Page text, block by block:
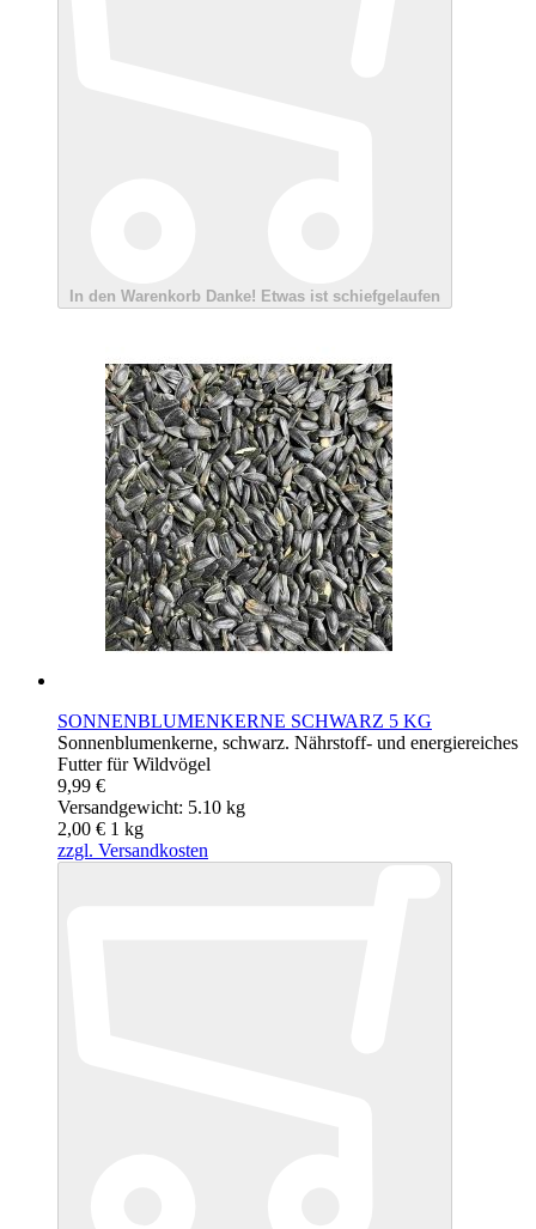
In den Warenkorb Danke! Etwas ist schiefgelaufen
SONNENBLUMENKERNE SCHWARZ 5 KG
Sonnenblumenkerne, schwarz. Nährstoff- und energiereiches
Futter für Wildvögel
9,99 €
Versandgewicht: 5.10 kg
2,00 € 1 kg
zzgl. Versandkosten